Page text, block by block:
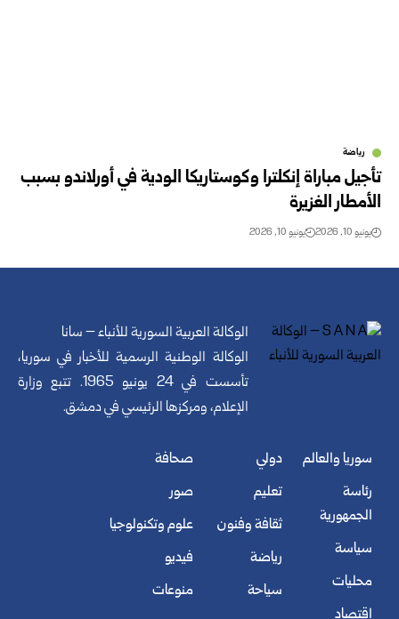
رياضة
تأجيل مباراة إنكلترا وكوستاريكا الودية في أورلاندو بسبب
الأمطار الغزيرة
يونيو 10, 2026 يونيو 10, 2026
الوكالة العربية السورية للأنباء – سانا
الوكالة الوطنية الرسمية للأخبار في سوريا،
تأسست في 24 يونيو 1965. تتبع وزارة
الإعلام، ومركزها الرئيسي في دمشق.
سوريا والعالم
رئاسة
الجمهورية
سياسة
محليات
اقتصاد
دولي
تعليم
ثقافة وفنون
رياضة
سياحة
صحافة
صور
علوم وتكنولوجيا
فيديو
منوعات